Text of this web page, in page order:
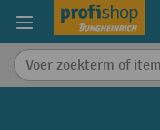
content